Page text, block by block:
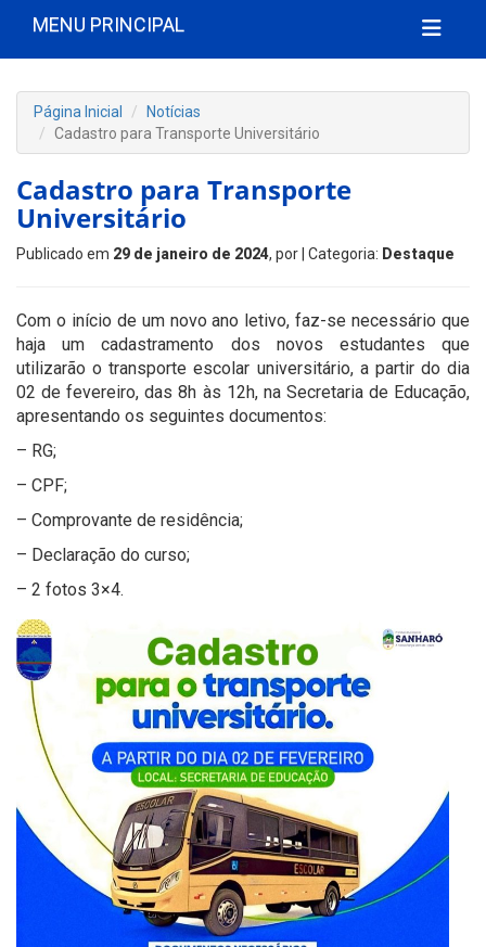
MENU PRINCIPAL
Página Inicial
Notícias
Cadastro para Transporte Universitário
Cadastro para Transporte
Universitário
Publicado em 29 de janeiro de 2024, por | Categoria: Destaque
Com o início de um novo ano letivo, faz-se necessário que
haja um cadastramento dos novos estudantes que
utilizarão o transporte escolar universitário, a partir do dia
02 de fevereiro, das 8h às 12h, na Secretaria de Educação,
apresentando os seguintes documentos:
– RG;
– CPF;
– Comprovante de residência;
– Declaração do curso;
– 2 fotos 3×4.